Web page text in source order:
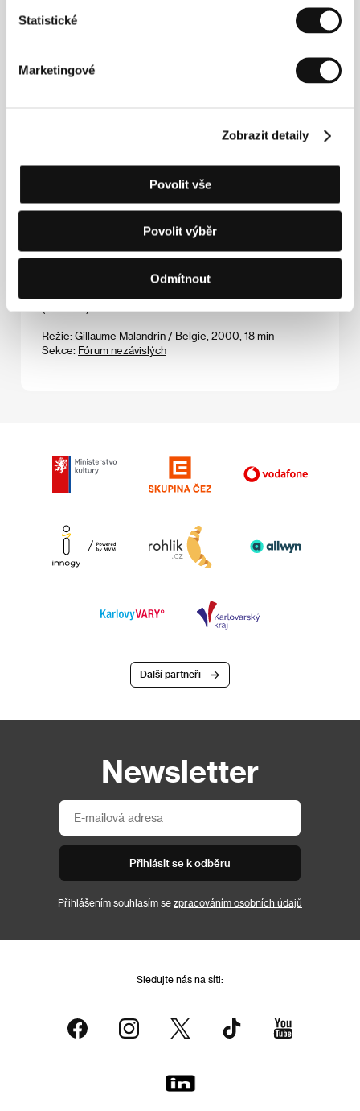
Statistické
Marketingové
Zobrazit detaily
Povolit vše
Povolit výběr
Odmítnout
Režie: Cesar Paes, Marie-Clémence Paes / Brazílie,
Režie: Eros Puglielli / Itálie, 2000, 99 min
(Vyhnání z ráje)
Režie: Věra Chytilová / Česká republika, 2001, 120 min
Sekce:České filmy
Režie: Gillaume Malandrin / Belgie, 2000, 18 min
Sekce: Fórum nezávislých
Další partneři
Newsletter
Přihlásit se k odběru
Přihlášením souhlasím se zpracováním osobních údajů
Sledujte nás na síti: